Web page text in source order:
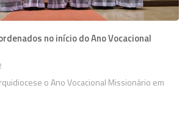
no início do Ano Vocacional
o Ano Vocacional Missionário em